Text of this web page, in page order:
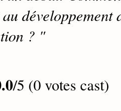
développement
? "
/5 (0 votes cast)